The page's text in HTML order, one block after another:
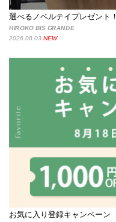
選べるノベルテイプレゼント！
HIROKO BIS GRANDE
2026.08.03 NEW
お気に入り登録キャンペーン